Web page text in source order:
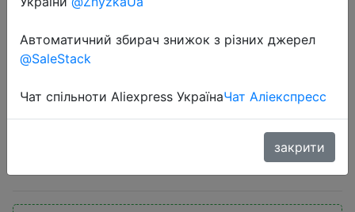
Беспроводные наушники Ugreen
HiTune X6, Bluetooth 5,1, TWS
наушники-вкладыши, ANC, 35 дБ,
шумоподавлением, 6 микросхем
Автоматичний збирач знижок з різних джерел
@SaleStack
Чат спільноти Aliexpress УкраїнаЧат Аліекспресс
закрити